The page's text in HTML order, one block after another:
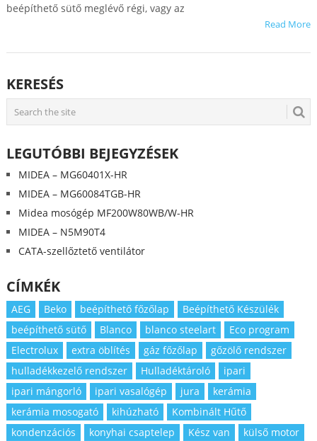
beépíthető sütő meglévő régi, vagy az
Read More
KERESÉS
LEGUTÓBBI BEJEGYZÉSEK
MIDEA – MG60401X-HR
MIDEA – MG60084TGB-HR
Midea mosógép MF200W80WB/W-HR
MIDEA – N5M90T4
CATA-szellőztető ventilátor
CÍMKÉK
AEG Beko beépíthető főzőlap
Beépíthető Készülék
beépíthető sütő
Blanco blanco steelart
Eco program
Electrolux
extra öblítés gáz főzőlap
gőzölő rendszer
hulladékkezelő rendszer
Hulladéktároló
ipari
ipari mángorló
ipari vasalógép jura
kerámia
kerámia mosogató
kihúzható
Kombinált Hűtő
kondenzációs
konyhai csaptelep Kész van
külső motor